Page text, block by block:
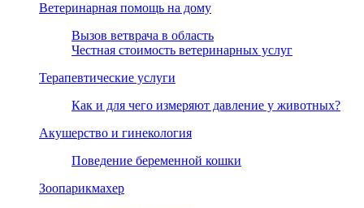
Ветеринарная помощь на дому
Вызов ветврача в область
Честная стоимость ветеринарных услуг
Терапевтические услуги
Как и для чего измеряют давление у животных?
Акушерство и гинекология
Поведение беременной кошки
Зоопарикмахер